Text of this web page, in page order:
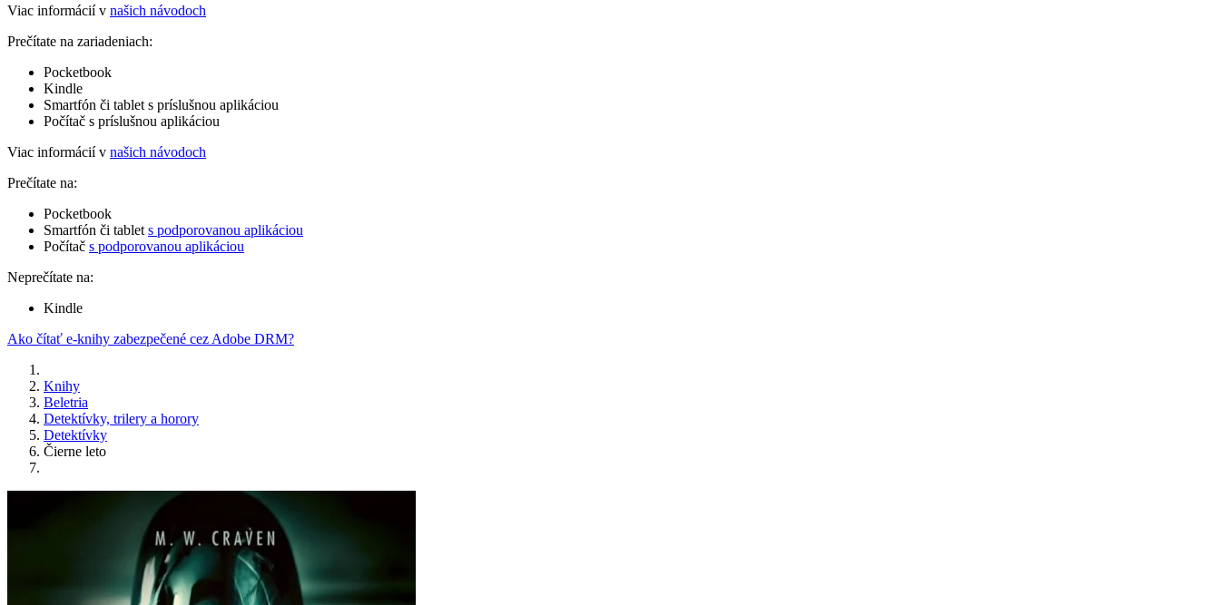
Viac informácií v našich návodoch
Prečítate na zariadeniach:
Pocketbook
Kindle
Smartfón či tablet s príslušnou aplikáciou
Počítač s príslušnou aplikáciou
Viac informácií v našich návodoch
Prečítate na:
Pocketbook
Smartfón či tablet s podporovanou aplikáciou
Počítač s podporovanou aplikáciou
Neprečítate na:
Kindle
Ako čítať e-knihy zabezpečené cez Adobe DRM?
Knihy
Beletria
Detektívky, trilery a horory
Detektívky
Čierne leto